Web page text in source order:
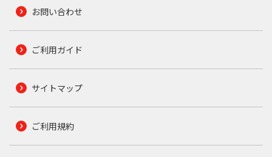
お問い合わせ
ご利用ガイド
サイトマップ
ご利用規約